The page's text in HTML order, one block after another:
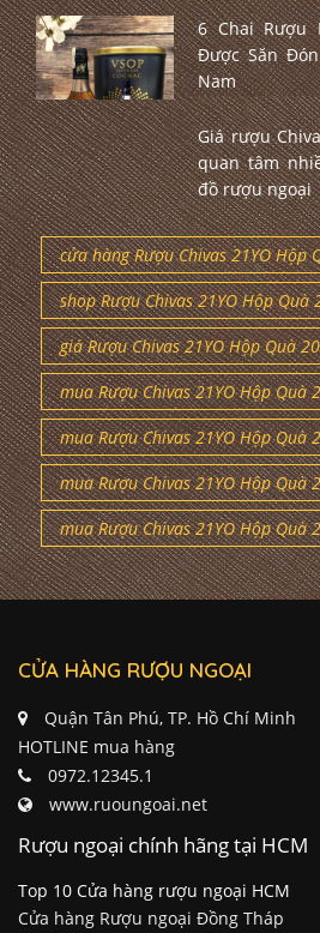
6 Chai Rượu
Được Săn
Nam
Giá rượu
quan tâm
đồ rượu ngoại
cửa hàng Rượu Chivas 21YO Hộp
shop Rượu Chivas 21YO Hộp Quà
giá Rượu Chivas 21YO Hộp Quà
mua Rượu Chivas 21YO Hộp Quà
mua Rượu Chivas 21YO Hộp Quà
mua Rượu Chivas 21YO Hộp Quà
mua Rượu Chivas 21YO Hộp Quà
CỬA HÀNG RƯỢU NGOẠI
Quận Tân Phú, TP. Hồ Chí Minh
HOTLINE mua hàng
0972.12345.1
www.ruoungoai.net
Rượu ngoại chính hãng tại HCM
Top 10 Cửa hàng rượu ngoại HCM
Cửa hàng Rượu ngoại Đồng Tháp